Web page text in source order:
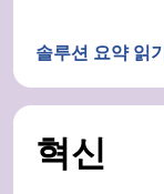
솔루션 요약 읽
혁신